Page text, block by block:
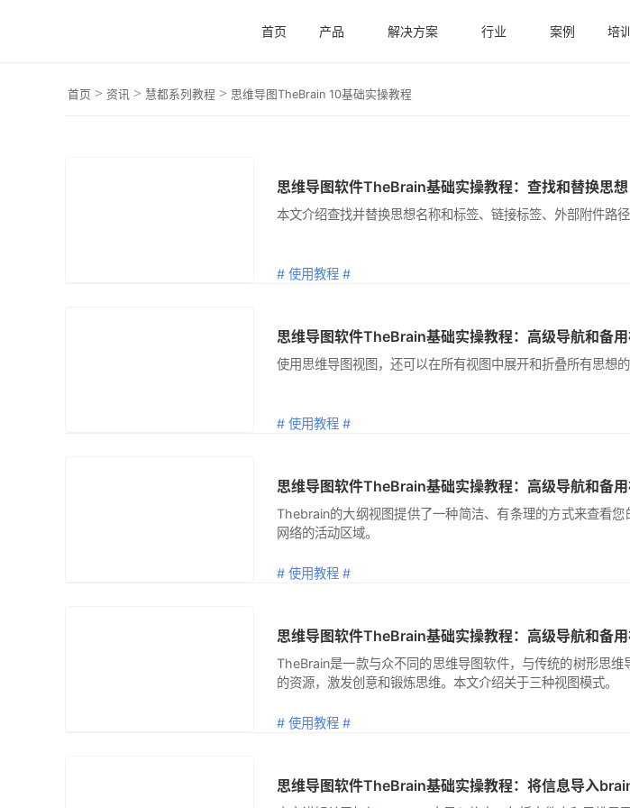
首页 产品 解决方案 行业 案例 培
首页 > 资讯 > 慧都系列教程 > 思维导图TheBrain 10基础实操教程
思维导图软件TheBrain基础实操教程：查找和替换思想
本文介绍查找并替换思想名称和标签、链接标签、外部附件路
# 使用教程 #
使用思维导图视图，还可以在所有视图中展开和折叠所有思想的
# 使用教程 #
思维导图软件TheBrain基础实操教程：高级导航和备
Thebrain的大纲视图提供了一种简洁、有条理的方式来查看
网络的活动区域。
# 使用教程 #
思维导图软件TheBrain基础实操教程：高级导航和备
TheBrain是一款与众不同的思维导图软件，与传统的树形思
的资源，激发创意和锻炼思维。本文介绍关于三种视图模式。
# 使用教程 #
思维导图软件TheBrain基础实操教程：将信息导入